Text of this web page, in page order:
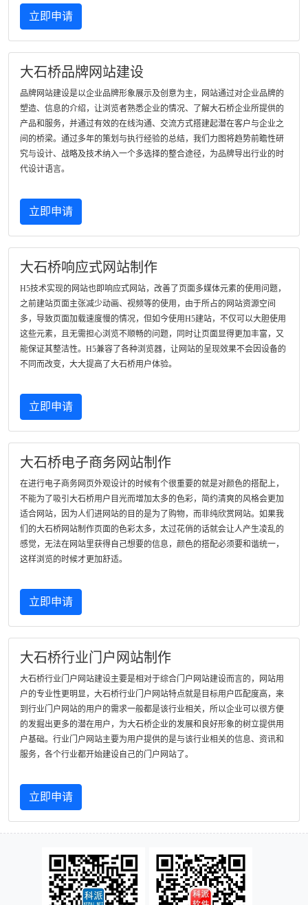
立即申请
大石桥品牌网站建设
品牌网站建设是以企业品牌形象展示及创意为主，网站通过对企业品牌的
塑造、信息的介绍，让浏览者熟悉企业的情况、了解大石桥企业所提供的
产品和服务，并通过有效的在线沟通、交流方式搭建起潜在客户与企业之
间的桥梁。通过多年的策划与执行经验的总结，我们力图将趋势前瞻性研
究与设计、战略及技术纳入一个多选择的整合途径，为品牌导出行业的时
代设计语言。
立即申请
大石桥响应式网站制作
H5技术实现的网站也即响应式网站，改善了页面多媒体元素的使用问题，
之前建站页面主张减少动画、视频等的使用，由于所占的网站资源空间
多，导致页面加载速度慢的情况，但如今使用H5建站，不仅可以大胆使用
这些元素，且无需担心浏览不顺畅的问题，同时让页面显得更加丰富，又
能保证其整洁性。H5兼容了各种浏览器，让网站的呈现效果不会因设备的
不同而改变，大大提高了大石桥用户体验。
立即申请
大石桥电子商务网站制作
在进行电子商务网页外观设计的时候有个很重要的就是对颜色的搭配上，
不能为了吸引大石桥用户目光而增加太多的色彩，简约清爽的风格会更加
适合网站，因为人们进网站的目的是为了购物，而非纯欣赏网站。如果我
们的大石桥网站制作页面的色彩太多，太过花俏的话就会让人产生凌乱的
感觉，无法在网站里获得自己想要的信息，颜色的搭配必须要和谐统一，
这样浏览的时候才更加舒适。
立即申请
大石桥行业门户网站制作
大石桥行业门户网站建设主要是相对于综合门户网站建设而言的，网站用
户的专业性更明显，大石桥行业门户网站特点就是目标用户匹配度高，来
到行业门户网站的用户的需求一般都是该行业相关，所以企业可以很方便
的发掘出更多的潜在用户，为大石桥企业的发展和良好形象的树立提供用
户基础。行业门户网站主要为用户提供的是与该行业相关的信息、资讯和
服务，各个行业都开始建设自己的门户网站了。
立即申请